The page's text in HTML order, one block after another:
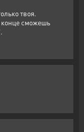
твоя.
конце сможешь